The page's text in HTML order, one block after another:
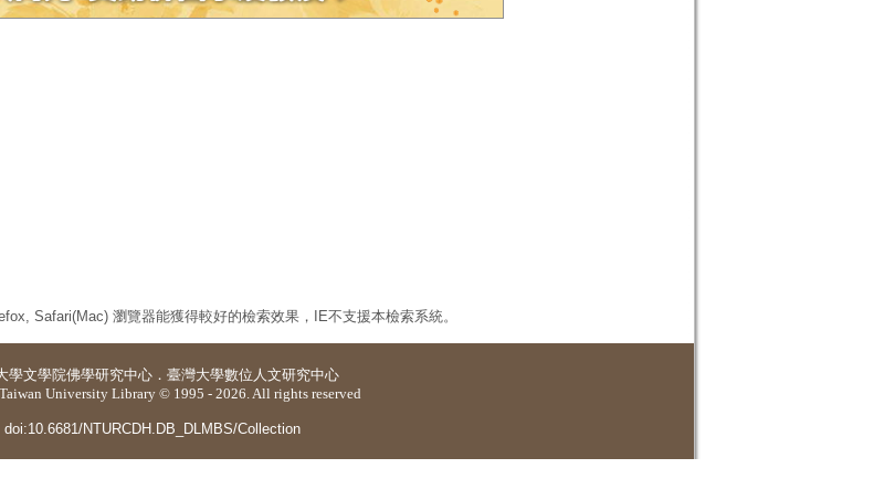
Safari(Mac) 瀏覽器能獲得較好的檢索效果，IE不支援本檢索系統。
學文學院佛學研究中心 ． 臺灣大學數位人文研究中心
University Library © 1995 - 2026. All rights reserved
doi:10.6681/NTURCDH.DB_DLMBS/Collection